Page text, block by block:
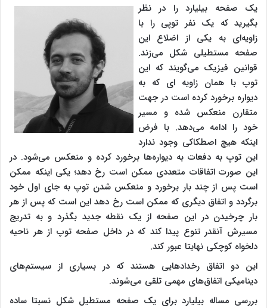
یک صفحه بیلیارد را در نظر
بگیرید که یک نفر توپی را با
زاویه‌ای به یکی از اضلاع این
صفحه مستطیلی شکل می‌زند.
قوانین فیزیک می‌گویند که این
توپ با همان زاویه ای که به
دیواره برخورد کرده است در جهت
متقارن منعکس شده و مسیر
خود را ادامه می‌دهد. با فرض
اینکه هیچ اصطکاکی وجود ندارد
این توپ به دفعات به دیواره‌ها برخورد کرده و منعکس می‌شود. در
این صورت اتفاقات متعددی ممکن است رخ دهد؛ یکی اینکه ممکن
است پس از چند بار برخورد و منعکس شدن توپ به جای اول خود
برگردد و اتفاق دیگری که ممکن است رخ دهد این است که پس از هر
بار چرخیدن در این صفحه از یک نقطه جدید بگذرد و به تدریج
مسیرش آنقدر تنوع پیدا کند که در داخل صفحه توپ از هر ناحیه
دلخواه کوچکی نهایتا عبور کند.
این دو اتفاق رخدادهایی هستند که در بسیاری از سیستم‌های
دینامیکی اتفاق‌های مهمی تلقی می‌شوند.
بررسی مساله بیلیارد برای یک صفحه مستطیل شکل نسبتا ساده